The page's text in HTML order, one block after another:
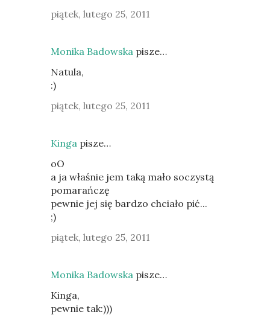
piątek, lutego 25, 2011
Monika Badowska pisze…
Natula,
:)
piątek, lutego 25, 2011
Kinga pisze…
oO
a ja właśnie jem taką mało soczystą
pomarańczę
pewnie jej się bardzo chciało pić...
;)
piątek, lutego 25, 2011
Monika Badowska pisze…
Kinga,
pewnie tak:)))